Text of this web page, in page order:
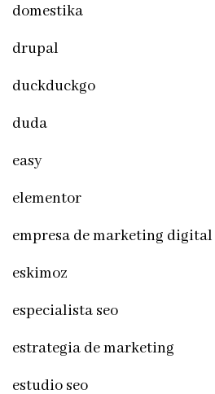
domestika
drupal
duckduckgo
duda
easy
elementor
empresa de marketing digital
eskimoz
especialista seo
estrategia de marketing
estudio seo